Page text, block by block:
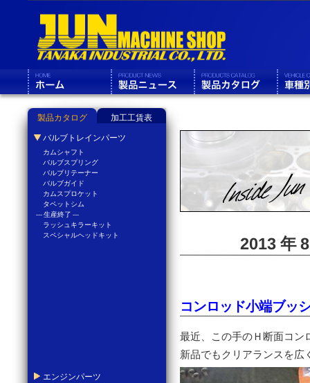
2013 年
コンロッド小端ブッ
最近、この手のＨ断面コン
新品でもクリアランスを広
製品カタログ 加工工賃表
バルブトレインパーツ
カムシャフト
バルブスプリング
バルブリテーナー
バルブガイド
カムスプロケット
タペットシム
--- 生産終了 ---
ラッシュキラーキット
スペシャルヘッドキット
エンジンパーツ